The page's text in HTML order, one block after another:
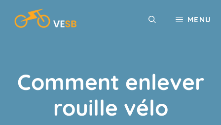
contenu
MENU
Comment enlever
rouille vélo